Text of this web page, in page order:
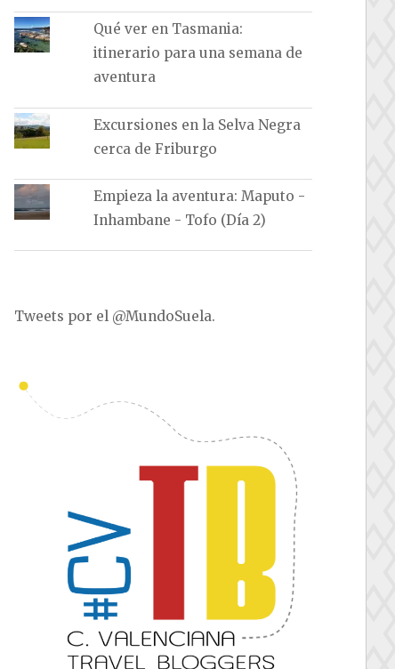
Qué ver en Tasmania:
itinerario para una semana de
aventura
Excursiones en la Selva Negra
cerca de Friburgo
Empieza la aventura: Maputo -
Inhambane - Tofo (Día 2)
Tweets por el @MundoSuela.